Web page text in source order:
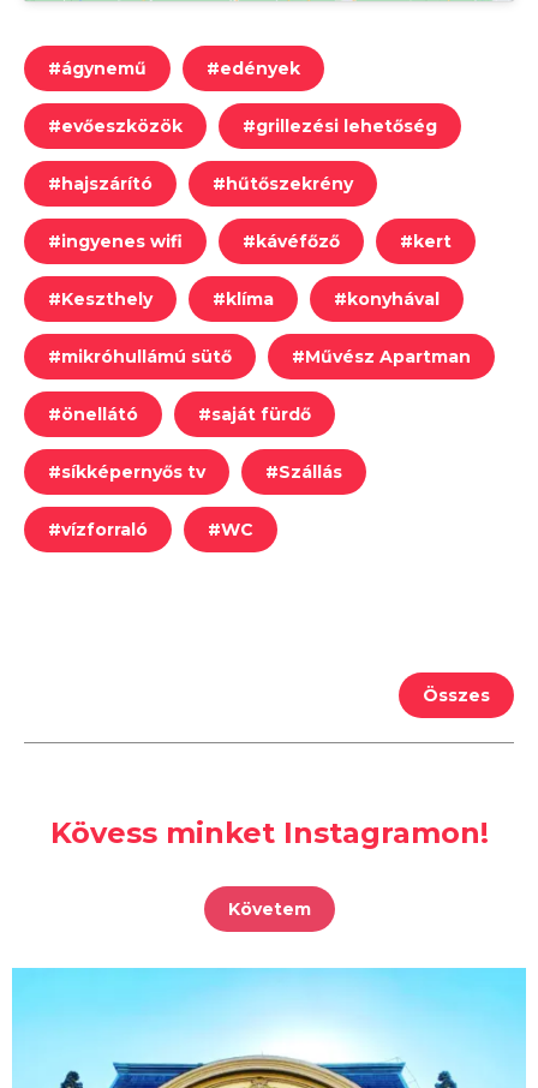
#ágynemű #edények
#evőeszközök #grillezési lehetőség
#hajszárító #hűtőszekrény
#ingyenes wifi #kávéfőző #kert
#Keszthely #klíma #konyhával
#mikróhullámú sütő #Művész Apartman
#önellátó #saját fürdő
#síkképernyős tv #Szállás
#vízforraló #WC
Összes
Kövess minket Instagramon!
Követem